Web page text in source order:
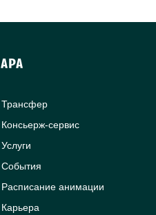
Трансфер
Консьерж-сервис
Услуги
События
Расписание анимации
Карьера